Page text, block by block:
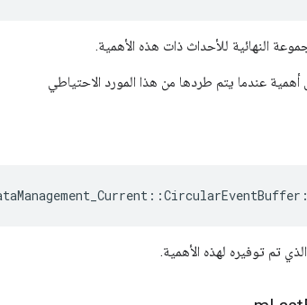
النهائية للأحداث ذات هذه الأهمية.
أهمية عندما يتم طردها من هذا المورد الاحتياطي
تم توفيره لهذه الأهمية.